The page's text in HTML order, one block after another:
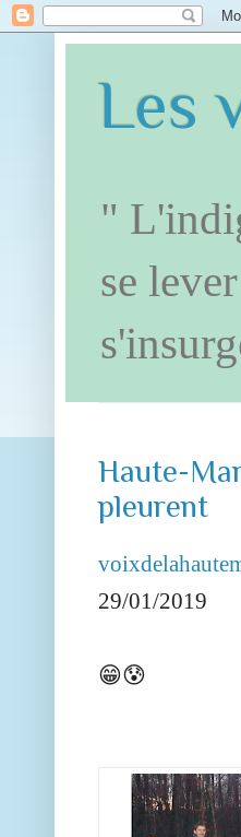
Les
"
se
Haute-
pleurent
29/01/2019
😁😰